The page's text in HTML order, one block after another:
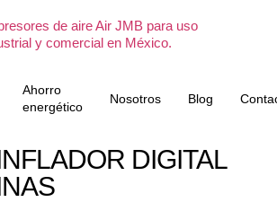
Ahorro
energético
Nosotros Blog
DIGITAL